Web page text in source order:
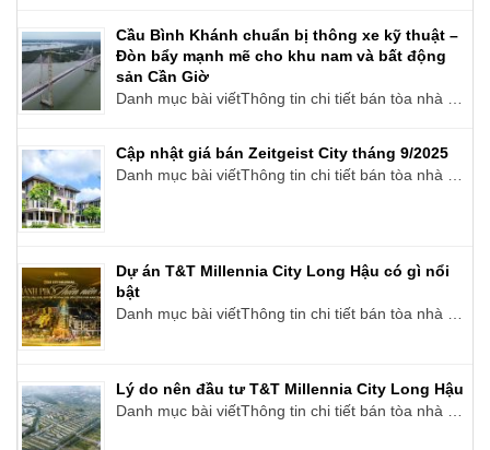
Cầu Bình Khánh chuẩn bị thông xe kỹ thuật –
Đòn bẩy mạnh mẽ cho khu nam và bất động
sản Cần Giờ
Danh mục bài viếtThông tin chi tiết bán tòa nhà …
Cập nhật giá bán Zeitgeist City tháng 9/2025
Danh mục bài viếtThông tin chi tiết bán tòa nhà …
Dự án T&T Millennia City Long Hậu có gì nổi
bật
Danh mục bài viếtThông tin chi tiết bán tòa nhà …
Lý do nên đầu tư T&T Millennia City Long Hậu
Danh mục bài viếtThông tin chi tiết bán tòa nhà …